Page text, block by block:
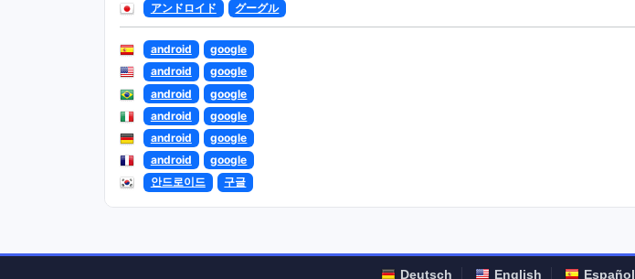
アンドロイド グーグル
android
google
android
google
android
google
android
google
android
google
android
google
안드로이드
구글
Deutsch English Español